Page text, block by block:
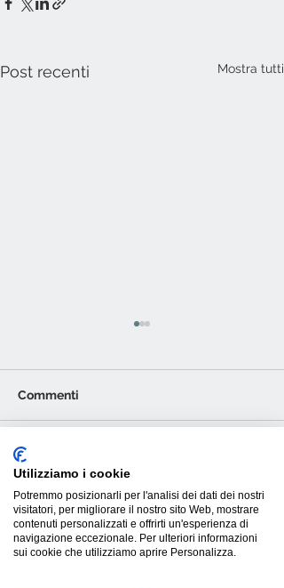
Post recenti Mostra tutti
In - Side di Magis:
sostenibile e unica
Commenti
Utilizziamo i cookie
Potremmo posizionarli per l'analisi dei dati dei nostri
visitatori, per migliorare il nostro sito Web, mostrare
contenuti personalizzati e offrirti un'esperienza di
navigazione eccezionale. Per ulteriori informazioni
sui cookie che utilizziamo aprire Personalizza.